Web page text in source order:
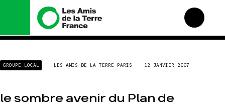
Nous connaître
Histoire
Missions et méthodes
Gaz « naturel », le grand
enfumage
GROUPE LOCAL LES AMIS DE LA TERRE PARIS 12 JANVIER 2007
le sombre avenir du Plan de